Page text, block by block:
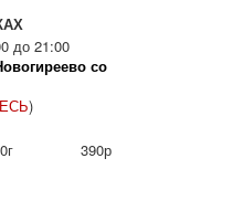
до 21:00
со
)
390р